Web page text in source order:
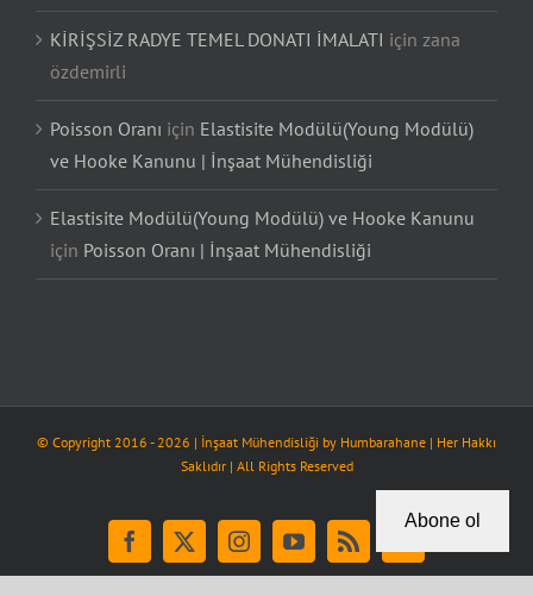
KİRİŞSİZ RADYE TEMEL DONATI İMALATI için zana
özdemirli
Poisson Oranı için Elastisite Modülü(Young Modülü)
ve Hooke Kanunu | İnşaat Mühendisliği
Elastisite Modülü(Young Modülü) ve Hooke Kanunu
için Poisson Oranı | İnşaat Mühendisliği
© Copyright 2016 -2026 | İnşaat Mühendisliği by Humbarahane | Her Hakkı
Saklıdır | All Rights Reserved
Facebook
X InstagramYouTubeRss Tiktok
Abone ol